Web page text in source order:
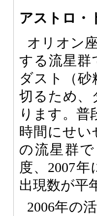
アストロ・
オリオン
する流星群
ダスト（
切るため、
ります。普
時間にせい
の流星群
度、2007
出現数が平
2006年の